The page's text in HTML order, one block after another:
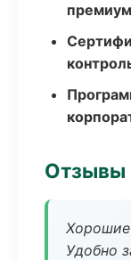
Отзывы
Удобно